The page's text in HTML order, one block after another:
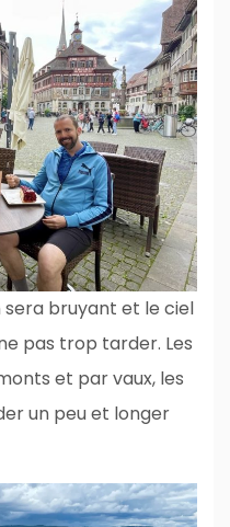
sera bruyant et le ciel
pas trop tarder. Les
et par vaux, les
un peu et longer